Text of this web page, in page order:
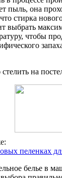
пыль, она
стирка
выбрать
чтобы
на
пеленках
белье в